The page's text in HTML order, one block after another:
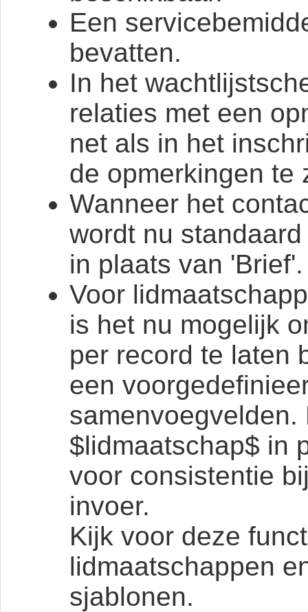
Een
bevatten.
In het
relaties met een
net als in het
de opmerkingen te
Wanneer het
wordt nu
in plaats van 'Brief'.
Voor
is het nu mogelijk
per record te laten
een
$lidmaatschap$ in
voor consistentie
invoer.
Kijk voor deze
lidmaatschappen
sjablonen.